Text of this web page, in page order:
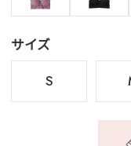
サイズ
S